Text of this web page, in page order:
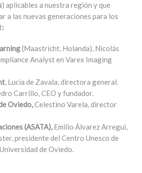
) aplicables a nuestra región y que
a las nuevas generaciones para los
:
(Maastricht, Holanda), Nicolás
Analyst en Varex Imaging
, Lucía de Zavala, directora general.
Carrillo, CEO y fundador.
Oviedo,Celestino Varela, director
(ASATA),Emilio Álvarez Arregui,
presidente del Centro Unesco de
de Oviedo.